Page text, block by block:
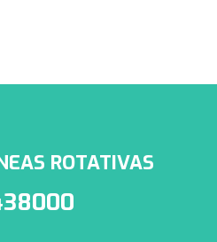
ROTATIVAS